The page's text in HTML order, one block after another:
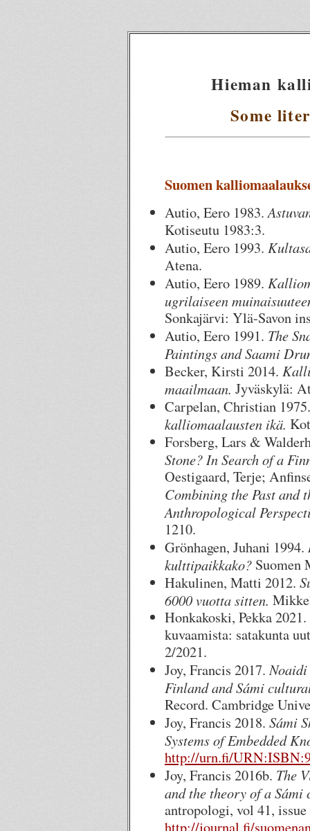
Hieman
Some
Suomen
Autio, Eero 1983.
Kotiseutu 1983:3.
Autio, Eero 1993.
Atena.
Autio, Eero 1989.
ugrilaiseen
Sonkajärvi: Ylä-Savon
Autio, Eero 1991. The
Paintings and Saami
Becker, Kirsti 2014.
maailmaan. Jyväskylä:
Carpelan, Christian
kalliomaalausten ikä.
Forsberg, Lars &
Stone? In Search of a
Oestigaard, Terje;
Combining the Past and
Anthropological
1210.
Grönhagen, Juhani 1994.
kulttipaikkako? Suomen
Hakulinen, Matti 2012.
6000 vuotta sitten.
Honkakoski, Pekka
kuvaamista: satakunta
2/2021.
Joy, Francis 2017.
Finland and Sámi
Record. Cambridge
Joy, Francis 2018. Sámi
Systems of Embedded
http://urn.fi/
Joy, Francis 2016b. The
and the theory of a Sámi
antropologi, vol 41,
http://journal.fi/